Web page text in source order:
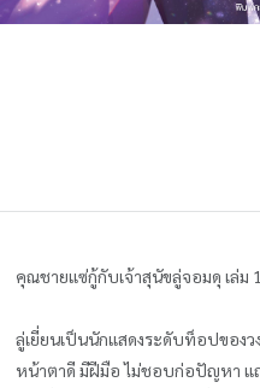
คุณชายแซ่กู้กับเจ้าสุนัขลู่จอมดุ เล่ม 1
ลู่เยี่ยนเป็นนักแสดงระดับท็อปของว
หน้าตาดี มีฝีมือ ไม่ชอบก่อปัญหา แถ